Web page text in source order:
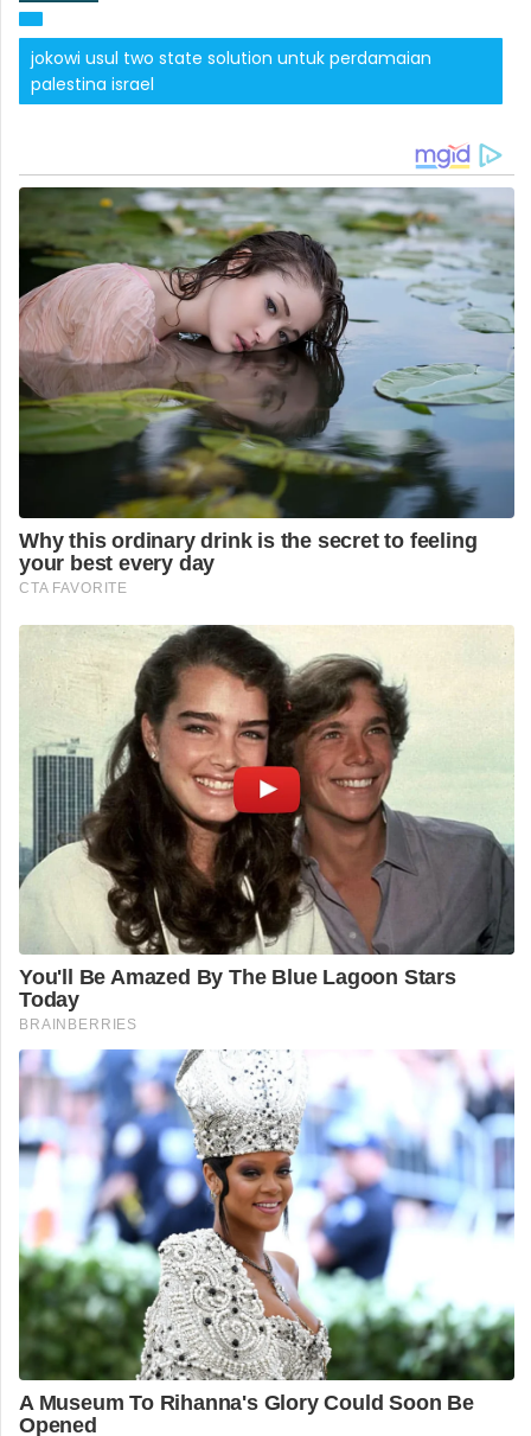
jokowi usul two state solution untuk perdamaian
palestina israel